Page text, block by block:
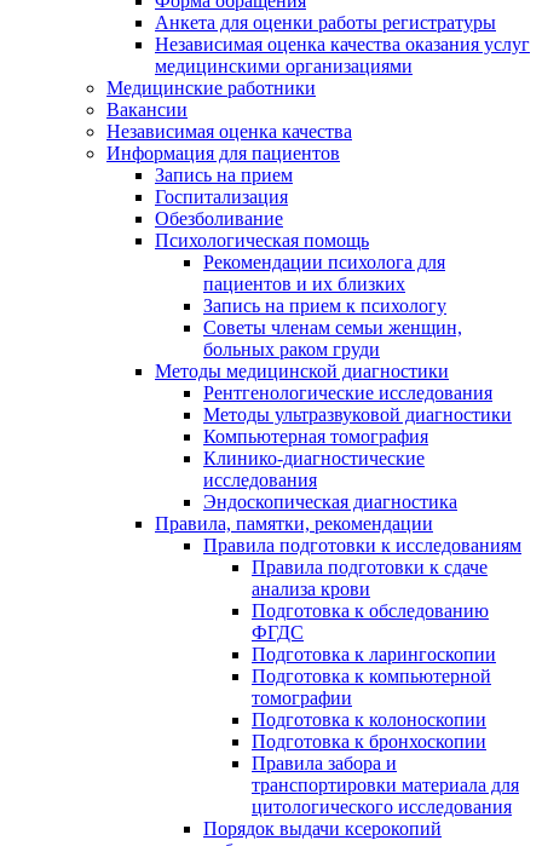
Анкета для оценки работы регистратуры
Независимая оценка качества оказания услуг
медицинскими организациями
Медицинские работники
Вакансии
Независимая оценка качества
Информация для пациентов
Запись на прием
Госпитализация
Обезболивание
Психологическая помощь
Рекомендации психолога для
пациентов и их близких
Запись на прием к психологу
Советы членам семьи женщин,
больных раком груди
Методы медицинской диагностики
Рентгенологические исследования
Методы ультразвуковой диагностики
Компьютерная томография
Клинико-диагностические
исследования
Эндоскопическая диагностика
Правила, памятки, рекомендации
Правила подготовки к исследованиям
Правила подготовки к сдаче
анализа крови
Подготовка к обследованию
ФГДС
Подготовка к ларингоскопии
Подготовка к компьютерной
томографии
Подготовка к колоноскопии
Подготовка к бронхоскопии
Правила забора и
транспортировки материала для
цитологического исследования
Порядок выдачи ксерокопий